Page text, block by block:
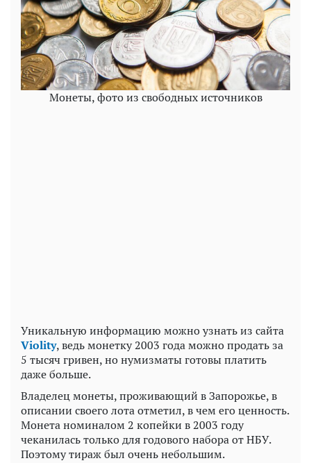
Монеты, фото из свободных источников
Уникальную информацию можно узнать из сайта
Violity, ведь монетку 2003 года можно продать за
5 тысяч гривен, но нумизматы готовы платить
даже больше.
Владелец монеты, проживающий в Запорожье, в
описании своего лота отметил, в чем его ценность.
Монета номиналом 2 копейки в 2003 году
чеканилась только для годового набора от НБУ.
Поэтому тираж был очень небольшим.